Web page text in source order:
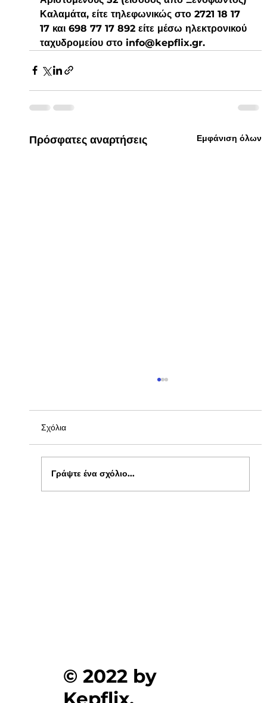
Καλαμάτα, είτε τηλεφωνικώς στο 2721 18 17
17 και 698 77 17 892 είτε μέσω ηλεκτρονικού
ταχυδρομείου στο info@kepflix.gr.
Πρόσφατες αναρτήσεις Εμφάνιση όλων
Σχόλια
Γράψτε ένα σχόλιο...
© 2022 by